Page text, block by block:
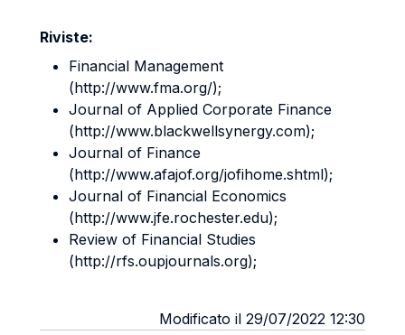
Riviste:
Financial Management
(http://www.fma.org/);
Journal of Applied Corporate Finance
(http://www.blackwellsynergy.com);
Journal of Finance
(http://www.afajof.org/jofihome.shtml);
Journal of Financial Economics
(http://www.jfe.rochester.edu);
Review of Financial Studies
(http://rfs.oupjournals.org);
Modificato il 29/07/2022 12:30